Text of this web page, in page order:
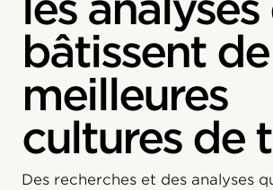
bâtissent de
meilleures
cultures de
Des recherches et des analyses